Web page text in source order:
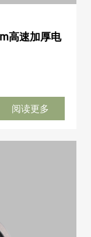
高速加厚电
阅读更多